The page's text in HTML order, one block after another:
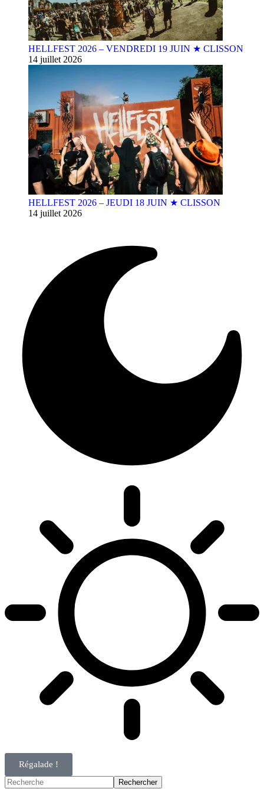
HELLFEST 2026 – VENDREDI 19 JUIN ★ CLISSON
14 juillet 2026
HELLFEST 2026 – JEUDI 18 JUIN ★ CLISSON
14 juillet 2026
Régalade !